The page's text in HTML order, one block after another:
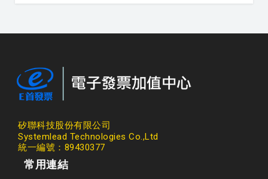
矽聯科技股份有限公司
Systemlead Technologies Co.,Ltd
統一編號：89430377
常用連結